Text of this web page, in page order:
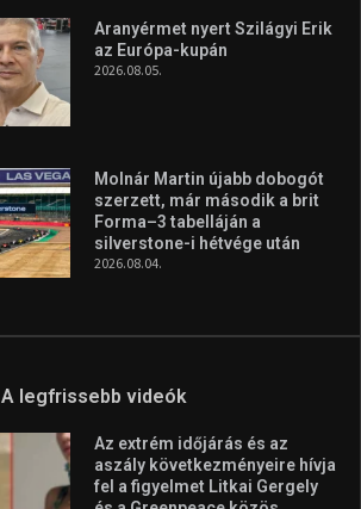
Aranyérmet nyert Szilágyi Erik
az Európa-kupán
2026.08.05.
Molnár Martin újabb dobogót
szerzett, már második a brit
Forma–3 tabelláján a
silverstone-i hétvége után
2026.08.04.
A legfrissebb videók
Az extrém időjárás és az
aszály következményeire hívja
fel a figyelmet Litkai Gergely